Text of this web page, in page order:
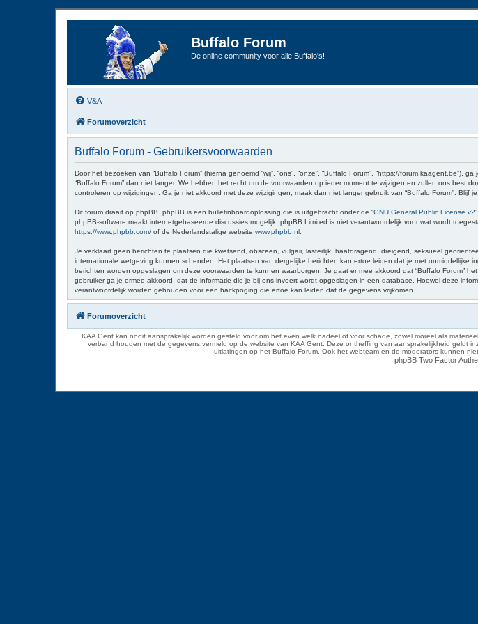
Buffalo Forum
De online community voor alle Buffalo's!
V&A
Forumoverzicht
Buffalo Forum - Gebruikersvoorwaarden
Door het bezoeken van “Buffalo Forum” (hierna genoemd “wij”, “ons”, “onze”, “Buffalo Forum”, “https://
“Buffalo Forum” dan niet langer. We hebben het recht om de voorwaarden op ieder moment te wijzigen en zullen ons
controleren op wijzigingen. Ga je niet akkoord met deze wijzigingen, maak dan niet langer gebruik van “Buffalo Forum”.
Dit forum draait op phpBB. phpBB is een bulletinboardoplossing die is uitgebracht onder de “GNU General Public License v2
phpBB-software maakt internetgebaseerde discussies mogelijk. phpBB Limited is niet verantwoordelijk voor wat wordt
https://www.phpbb.com/ of de Nederlandstalige website www.phpbb.nl
Je verklaart geen berichten te plaatsen die kwetsend, obsceen, vulgair, lasterlijk, haatdragend, dreigend, seksueel
internationale wetgeving kunnen schenden. Het plaatsen van dergelijke berichten kan ertoe leiden dat je met
berichten worden opgeslagen om deze voorwaarden te kunnen waarborgen. Je gaat er mee akkoord dat “Buffalo Forum”
gebruiker ga je ermee akkoord, dat de informatie die je bij ons invoert wordt opgeslagen in een database. Hoewel deze
verantwoordelijk worden gehouden voor een hackpoging die ertoe kan leiden dat de gegevens vrijkomen.
Forumoverzicht
KAA Gent kan nooit aansprakelijk worden gesteld voor om het even welk nadeel of voor schade, zowel moreel als
verband houden met de gegevens vermeld op de website van KAA Gent. Deze ontheffing van aansprakelijkheid geldt
uitlatingen op het Buffalo Forum. Ook het webteam en de moderators kunnen
phpBB Two Factor